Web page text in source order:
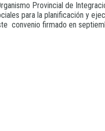
Provincial de
para la planificación y
convenio firmado en